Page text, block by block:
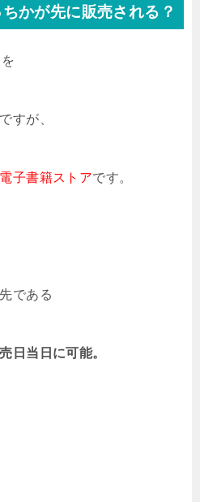
かが先に販売される？
を
すが、
電子書籍ストアです。
である
日当日に可能。